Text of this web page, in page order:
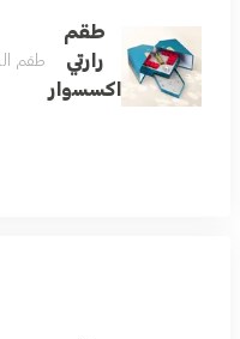
طقم
رارتي
اكسسوار
طقم